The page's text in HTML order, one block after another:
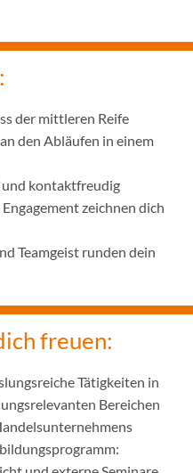
der mittleren Reife
den Abläufen in einem
kontaktfreudig
zeichnen dich
Teamgeist runden dein
freuen:
Tätigkeiten in
Bereichen